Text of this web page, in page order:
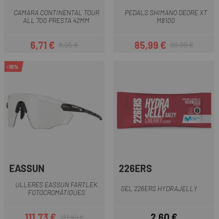
CAMARA CONTINENTAL TOUR
ALL 700 PRESTA 42MM
Preu
6,71 €Preu regular
8,95 €
PEDALS SHIMANO DEORE XT
M8100
Preu
85,99 €Preu regular
99,99 €
-15%
EASSUN
ULLERES EASSUN FARTLEK
FOTOCROMÀTIQUES
131,45 €
226ERS
GEL 226ERS HYDRAJELLY